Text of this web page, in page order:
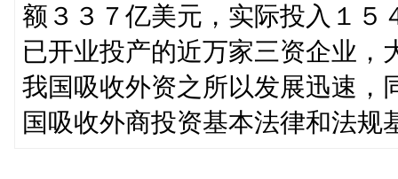
额３３７亿美元，实际投入１５
已开业投产的近万家三资企业，
我国吸收外资之所以发展迅速，
国吸收外商投资基本法律和法规